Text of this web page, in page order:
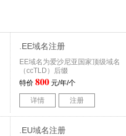
.EE域名注册
EE域名为爱沙尼亚国家顶级域名
（ccTLD）后缀
特价 800 元/年/个
详情 注册
.EU域名注册